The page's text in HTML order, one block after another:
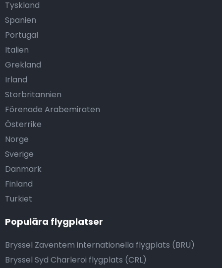
Tyskland
Spanien
Portugal
Italien
Grekland
Irland
Storbritannien
Förenade Arabemiraten
Österrike
Norge
Sverige
Danmark
Finland
Turkiet
Populära flygplatser
Bryssel Zaventem internationella flygplats (BRU)
Bryssel Syd Charleroi flygplats (CRL)